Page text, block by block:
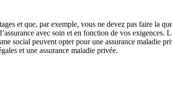
et que, par exemple, vous ne devez pas faire la
avec soin et en fonction de vos exigences.
social peuvent opter pour une assurance maladie
et une assurance maladie privée.